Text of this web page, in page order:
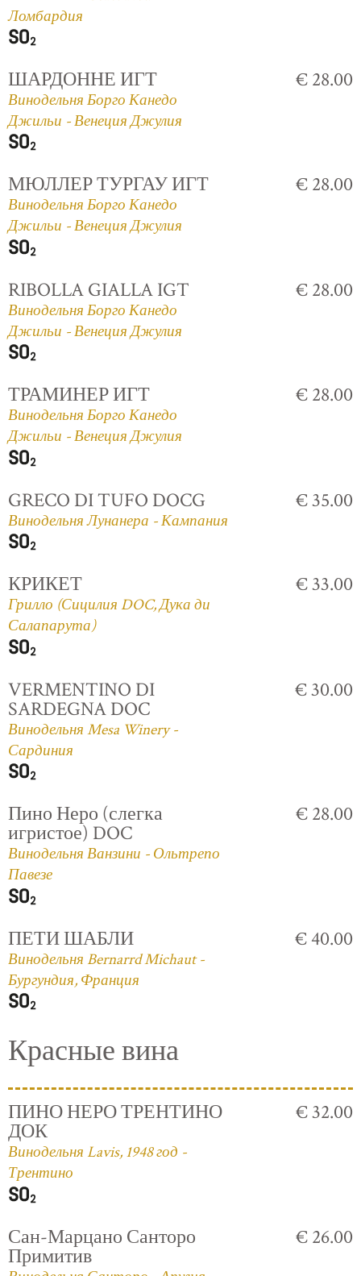
Ломбардия
ШАРДОННЕ ИГТ
Винодельня Борго Канедо
Джильи - Венеция Джулия
€ 28.00
МЮЛЛЕР ТУРГАУ ИГТ
Винодельня Борго Канедо
Джильи - Венеция Джулия
€ 28.00
RIBOLLA GIALLA IGT
Винодельня Борго Канедо
Джильи - Венеция Джулия
€ 28.00
ТРАМИНЕР ИГТ
Винодельня Борго Канедо
Джильи - Венеция Джулия
€ 28.00
GRECO DI TUFO DOCG
Винодельня Лунанера - Кампания
€ 35.00
КРИКЕТ
Грилло (Сицилия DOC, Дука ди
Салапарута)
€ 33.00
VERMENTINO DI
SARDEGNA DOC
Винодельня Mesa Winery -
Сардиния
€ 30.00
Пино Неро (слегка
игристое) DOC
Винодельня Ванзини - Ольтрепо
Павезе
€ 28.00
ПЕТИ ШАБЛИ
Винодельня Bernarrd Michaut -
Бургундия, Франция
€ 40.00
Красные вина
ПИНО НЕРО ТРЕНТИНО
ДОК
Винодельня Lavis, 1948 год -
Трентино
€ 32.00
Сан-Марцано Санторо
Примитив
€ 26.00